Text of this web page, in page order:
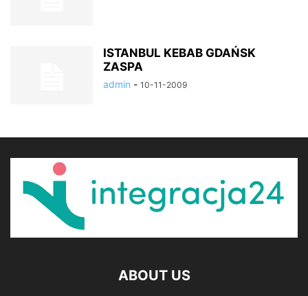
ISTANBUL KEBAB GDAŃSK
ZASPA
admin - 10-11-2009
ABOUT US